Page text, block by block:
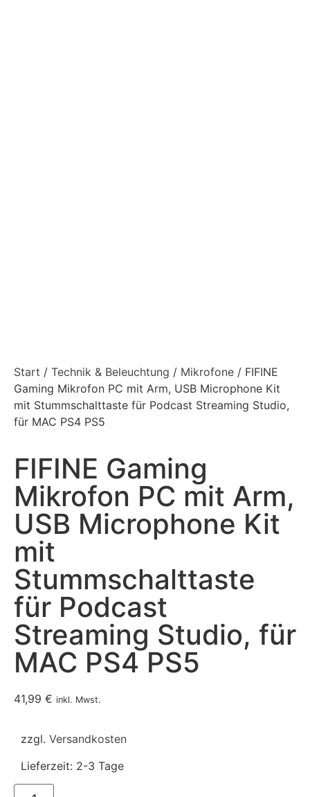
Start / Technik & Beleuchtung / Mikrofone / FIFINE
Gaming Mikrofon PC mit Arm, USB Microphone Kit
mit Stummschalttaste für Podcast Streaming Studio,
für MAC PS4 PS5
FIFINE Gaming
Mikrofon PC mit Arm,
USB Microphone Kit
mit
Stummschalttaste
für Podcast
Streaming Studio, für
MAC PS4 PS5
41,99 € inkl. Mwst.
zzgl. Versandkosten
Lieferzeit: 2-3 Tage